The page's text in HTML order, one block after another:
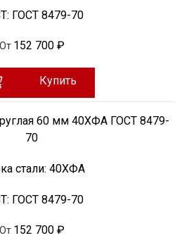
ГОСТ 8479-70
От 152 700 ₽
Купить
60 мм 40ХФА ГОСТ 8479-
70
стали: 40ХФА
ГОСТ 8479-70
От 152 700 ₽